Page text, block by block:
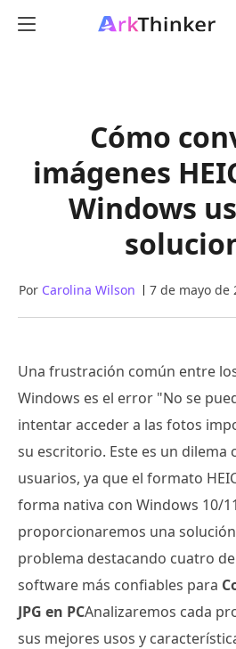
Cómo
imágenes
Windows
Por Carolina Wilson 7 de mayo de
Una frustración común entre
Windows es el error "No se
intentar acceder a las fotos
su escritorio. Este es un dilema
usuarios, ya que el formato
forma nativa con Windows 10/
proporcionaremos una
problema destacando cuatro
software más confiables para
JPG en PCAnalizaremos cada
sus mejores usos y